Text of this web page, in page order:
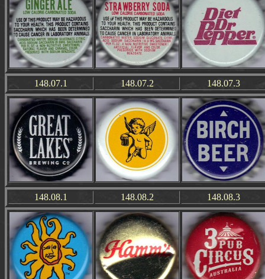
148.07.1 148.07.2 148.07.3
148.08.1 148.08.2 148.08.3